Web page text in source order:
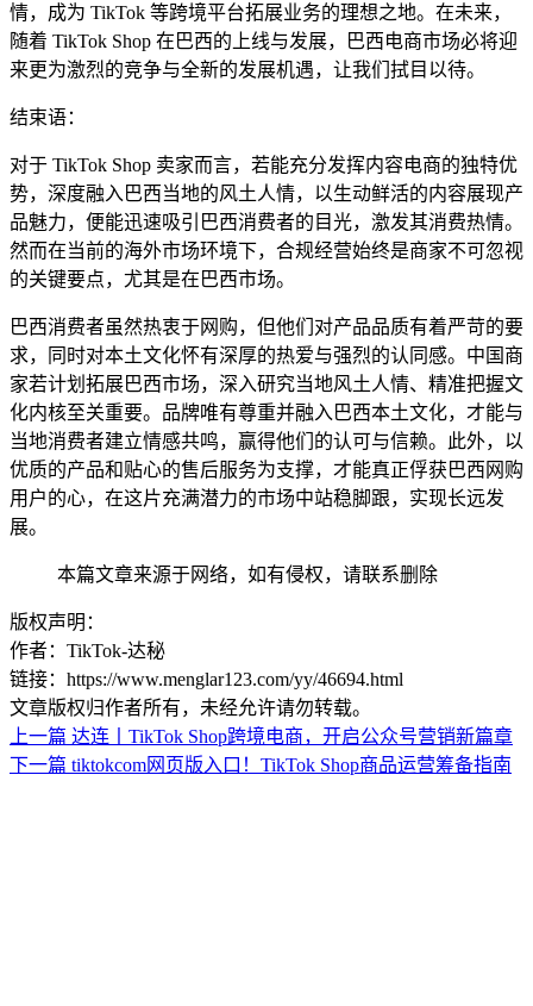
情，成为 TikTok 等跨境平台拓展业务的理想之地。在未来，
随着 TikTok Shop 在巴西的上线与发展，巴西电商市场必将迎
来更为激烈的竞争与全新的发展机遇，让我们拭目以待。
结束语：
对于 TikTok Shop 卖家而言，若能充分发挥内容电商的独特优
势，深度融入巴西当地的风土人情，以生动鲜活的内容展现产
品魅力，便能迅速吸引巴西消费者的目光，激发其消费热情。
然而在当前的海外市场环境下，合规经营始终是商家不可忽视
的关键要点，尤其是在巴西市场。
巴西消费者虽然热衷于网购，但他们对产品品质有着严苛的要
求，同时对本土文化怀有深厚的热爱与强烈的认同感。中国商
家若计划拓展巴西市场，深入研究当地风土人情、精准把握文
化内核至关重要。品牌唯有尊重并融入巴西本土文化，才能与
当地消费者建立情感共鸣，赢得他们的认可与信赖。此外，以
优质的产品和贴心的售后服务为支撑，才能真正俘获巴西网购
用户的心，在这片充满潜力的市场中站稳脚跟，实现长远发
展。
本篇文章来源于网络，如有侵权，请联系删除
版权声明：
作者：TikTok-达秘
链接：https://www.menglar123.com/yy/46694.html
文章版权归作者所有，未经允许请勿转载。
上一篇 达连丨TikTok Shop跨境电商，开启公众号营销新篇章
下一篇 tiktokcom网页版入口！TikTok Shop商品运营筹备指南